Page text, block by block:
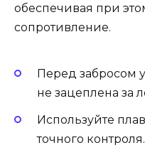
обеспечивая при
сопротивление.
Перед забросом
не зацеплена за
Используйте
точного